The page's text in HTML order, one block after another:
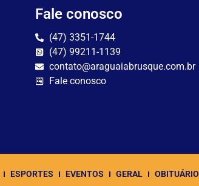
Fale conosco
(47) 3351-1744
(47) 99211-1139
contato@araguaiabrusque.com.br
Fale conosco
ESPORTES EVENTOS GERAL OBITUÁRIO